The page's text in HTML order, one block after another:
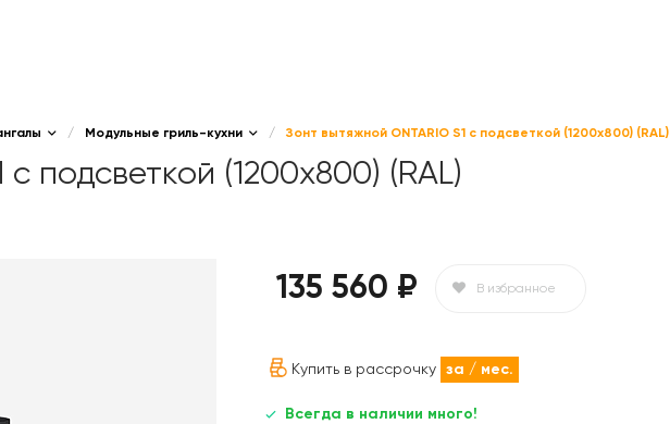
/ Модульные гриль-кухни / Зонт вытяжной ONTARIO S1 с подсветкой (1200x800) (RAL)
подсветкой (1200x800) (RAL)
135 560 ₽ В избранное
Купить в рассрочку за / мес.
Всегда в наличии много!